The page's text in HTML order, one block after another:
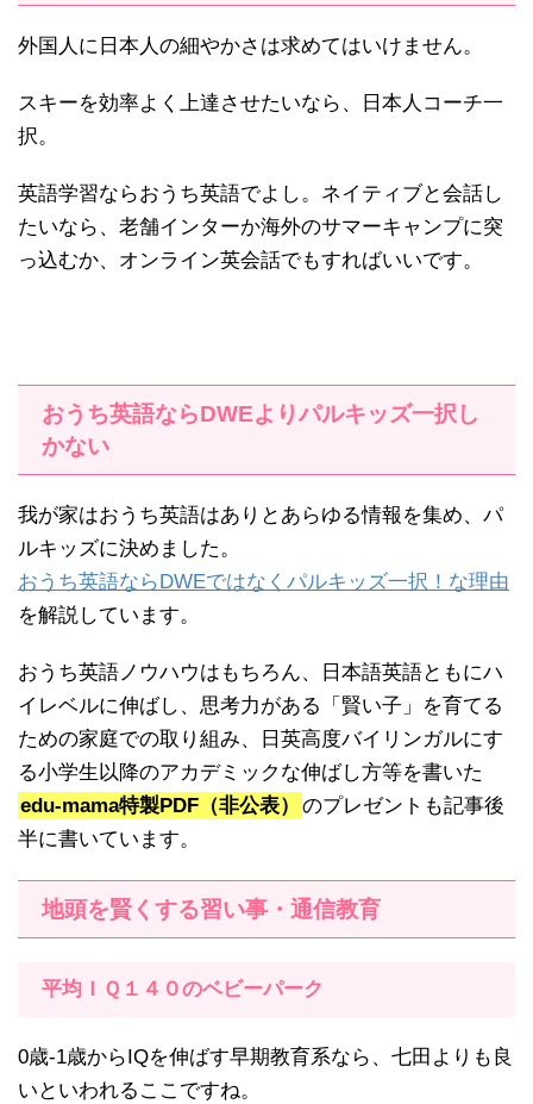
外国人に日本人の細やかさは求めてはいけません。
スキーを効率よく上達させたいなら、日本人コーチ一
択。
英語学習ならおうち英語でよし。ネイティブと会話し
たいなら、老舗インターか海外のサマーキャンプに突
っ込むか、オンライン英会話でもすればいいです。
おうち英語ならDWEよりパルキッズ一択し
かない
我が家はおうち英語はありとあらゆる情報を集め、パ
ルキッズに決めました。
おうち英語ならDWEではなくパルキッズ一択！な理由
を解説しています。
おうち英語ノウハウはもちろん、日本語英語ともにハ
イレベルに伸ばし、思考力がある「賢い子」を育てる
ための家庭での取り組み、日英高度バイリンガルにす
る小学生以降のアカデミックな伸ばし方等を書いた
edu-mama特製PDF（非公表）
のプレゼントも記事後
半に書いています。
地頭を賢くする習い事・通信教育
平均ＩＱ１４０のベビーパーク
0歳-1歳からIQを伸ばす早期教育系なら、七田よりも良
いといわれるここですね。